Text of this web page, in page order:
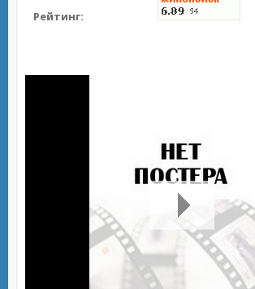
Рейтинг: